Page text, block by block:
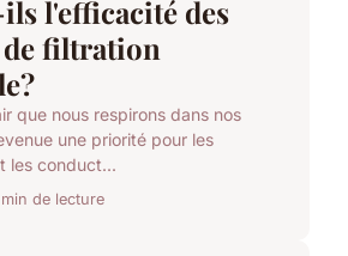
l'efficacité des
de filtration
que nous respirons dans nos
une priorité pour les
les conduct...
de lecture